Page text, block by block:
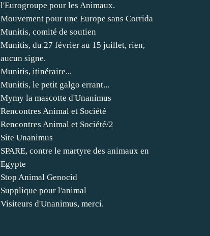
l'Eurogroupe pour les Animaux.
Mouvement pour une Europe sans Corrida
Munitis, comité de soutien
Munitis, du 27 février au 15 juillet, rien,
aucun signe.
Munitis, itinéraire...
Munitis, le petit galgo errant...
Mymy la mascotte d'Unanimus
Rencontres Animal et Société
Rencontres Animal et Société/2
Site Unanimus
SPARE, contre le martyre des animaux en
Egypte
Stop Animal Genocid
Supplique pour l'animal
Visiteurs d'Unanimus, merci.